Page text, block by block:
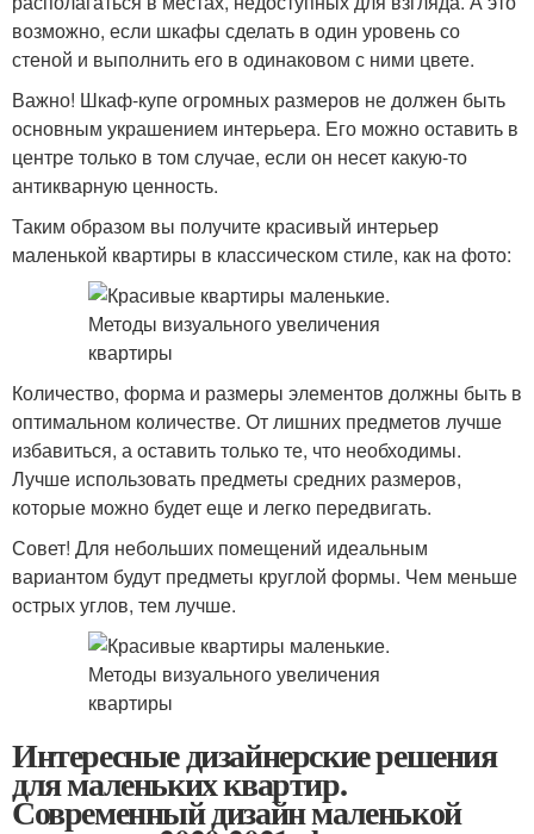
возможно, если шкафы сделать в один уровень со
стеной и выполнить его в одинаковом с ними цвете.
Важно! Шкаф-купе огромных размеров не должен быть
основным украшением интерьера. Его можно оставить в
центре только в том случае, если он несет какую-то
антикварную ценность.
Таким образом вы получите красивый интерьер
маленькой квартиры в классическом стиле, как на фото:
Количество, форма и размеры элементов должны быть в
оптимальном количестве. От лишних предметов лучше
избавиться, а оставить только те, что необходимы.
Лучше использовать предметы средних размеров,
которые можно будет еще и легко передвигать.
Совет! Для небольших помещений идеальным
вариантом будут предметы круглой формы. Чем меньше
острых углов, тем лучше.
Интересные дизайнерские решения
для маленьких квартир.
Современный дизайн маленькой